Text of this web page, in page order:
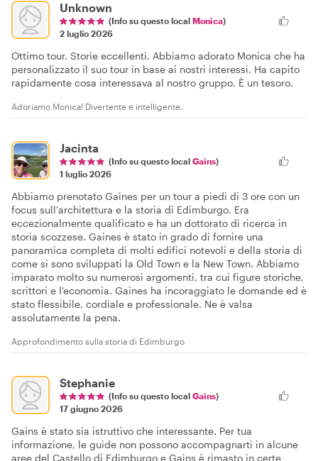
Unknown
(Info su questo local Monica)
2 luglio 2026
Ottimo tour. Storie eccellenti. Abbiamo adorato Monica che ha
personalizzato il suo tour in base ai nostri interessi. Ha capito
rapidamente cosa interessava al nostro gruppo. È un tesoro.
Adoriamo Monica! Divertente e intelligente.
Jacinta
(Info su questo local Gains)
1 luglio 2026
Abbiamo prenotato Gaines per un tour a piedi di 3 ore con un
focus sull'architettura e la storia di Edimburgo. Era
eccezionalmente qualificato e ha un dottorato di ricerca in
storia scozzese. Gaines è stato in grado di fornire una
panoramica completa di molti edifici notevoli e della storia di
come si sono sviluppati la Old Town e la New Town. Abbiamo
imparato molto su numerosi argomenti, tra cui figure storiche,
scrittori e l'economia. Gaines ha incoraggiato le domande ed è
stato flessibile, cordiale e professionale. Ne è valsa
assolutamente la pena.
Approfondimento sulla storia di Edimburgo
Stephanie
(Info su questo local Gains)
17 giugno 2026
Gains è stato sia istruttivo che interessante. Per tua
informazione, le guide non possono accompagnarti in alcune
aree del Castello di Edimburgo e Gains è rimasto in certe